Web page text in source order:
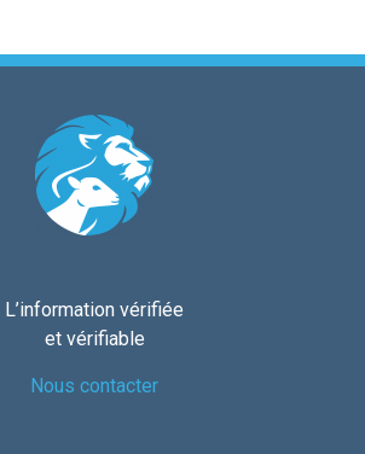
L’information vérifiée
et vérifiable
Nous contacter